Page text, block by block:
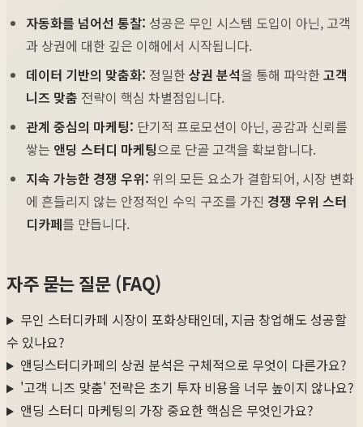
자동화를 넘어선 통찰: 성공은 무인 시스템 도입이 아닌, 고객
과 상권에 대한 깊은 이해에서 시작됩니다.
데이터 기반의 맞춤화: 정밀한상권 분석을 통해 파악한고객
니즈 맞춤 전략이 핵심 차별점입니다.
관계 중심의 마케팅: 단기적 프로모션이 아닌, 공감과 신뢰를
쌓는 앤딩 스터디 마케팅으로 단골 고객을 확보합니다.
지속 가능한 경쟁 우위: 위의 모든 요소가 결합되어, 시장 변화
에 흔들리지 않는 안정적인 수익 구조를 가진 경쟁 우위 스터
디카페를 만듭니다.
자주 묻는 질문 (FAQ)
무인 스터디카페 시장이 포화상태인데, 지금 창업해도 성공할
수 있나요?
앤딩스터디카페의 상권 분석은 구체적으로 무엇이 다른가요?
'고객 니즈 맞춤' 전략은 초기 투자 비용을 너무 높이지 않나요?
앤딩 스터디 마케팅의 가장 중요한 핵심은 무엇인가요?